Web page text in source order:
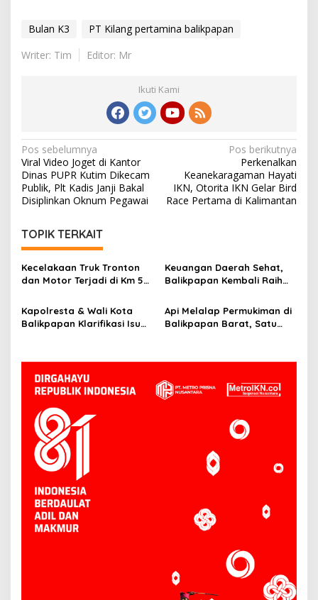
Bulan K3
PT Kilang pertamina balikpapan
Writer: Tim
Editor: Mr
Ikuti Kami
Navigasi
pos
Pos sebelumnya
Viral Video Joget di Kantor
Dinas PUPR Kutim Dikecam
Publik, Plt Kadis Janji Bakal
Disiplinkan Oknum Pegawai
Pos berikutnya
Perkenalkan
Keanekaragaman Hayati
IKN, Otorita IKN Gelar Bird
Race Pertama di Kalimantan
TOPIK TERKAIT
Kecelakaan Truk Tronton
dan Motor Terjadi di Km 5
Jadi Korban
Keuangan Daerah Sehat,
Balikpapan Kembali Raih
Kapolresta & Wali Kota
Balikpapan Klarifikasi Isu
Api Melalap Permukiman di
Balikpapan Barat, Satu